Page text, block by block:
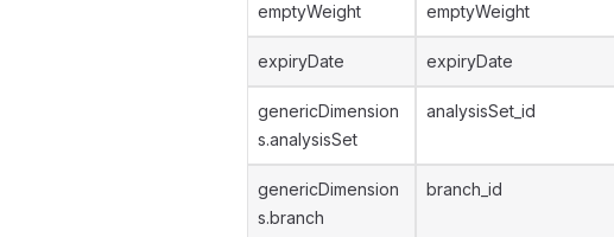
emptyWeight emptyWeight
expiryDate expiryDate
genericDimension
s.analysisSet
analysisSet_id
genericDimension
s.branch
branch_id